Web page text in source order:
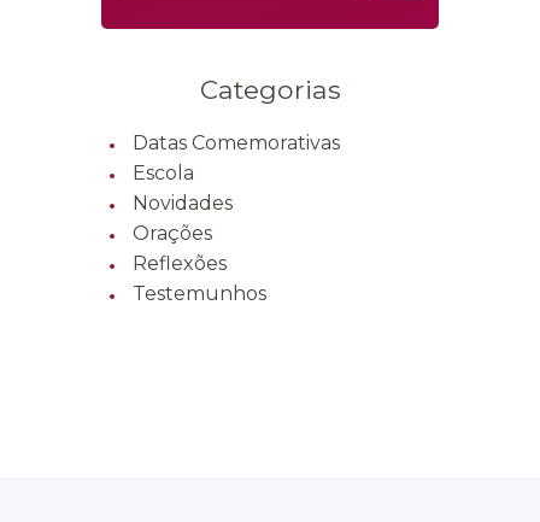
Categorias
Datas Comemorativas
Escola
Novidades
Orações
Reflexões
Testemunhos